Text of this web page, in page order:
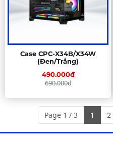
Case CPC-X34B/X34W
(Đen/Trắng)
490.000đ
690.000đ
Page 1 / 3 1 2